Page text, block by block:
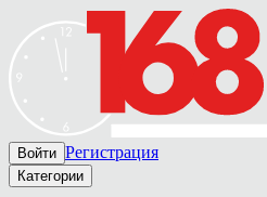
Войти Регистрация
Категории